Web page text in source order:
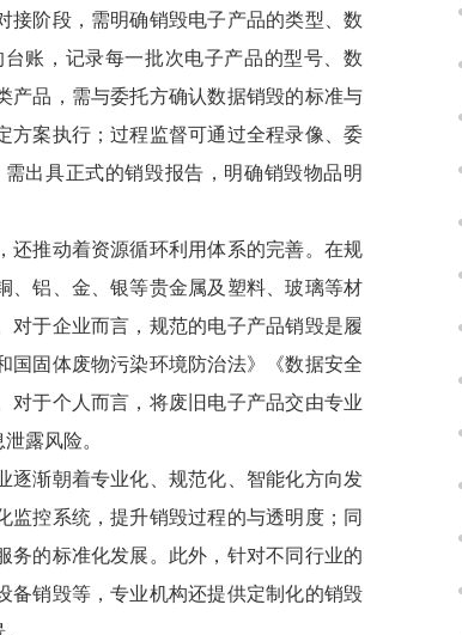
接阶段，需明确销毁电子产品的类型、数
账，记录每一批次电子产品的型号、数
产品，需与委托方确认数据销毁的标准与
方案执行；过程监督可通过全程录像、委
出具正式的销毁报告，明确销毁物品明
还推动着资源循环利用体系的完善。在规
、铝、金、银等贵金属及塑料、玻璃等材
对于企业而言，规范的电子产品销毁是履
国固体废物污染环境防治法》《数据安全
对于个人而言，将废旧电子产品交由专业
露风险。
逐渐朝着专业化、规范化、智能化方向发
监控系统，提升销毁过程的与透明度；同
务的标准化发展。此外，针对不同行业的
备销毁等，专业机构还提供定制化的销毁